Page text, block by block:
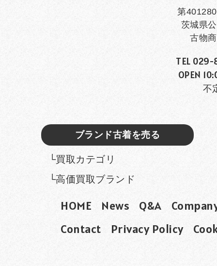
第
茨城県
古物
TEL
OPEN
不
ブランド古着を売る
└買取カテゴリ
└高価買取ブランド
HOME News Q&A
Contact
Privacy Policy